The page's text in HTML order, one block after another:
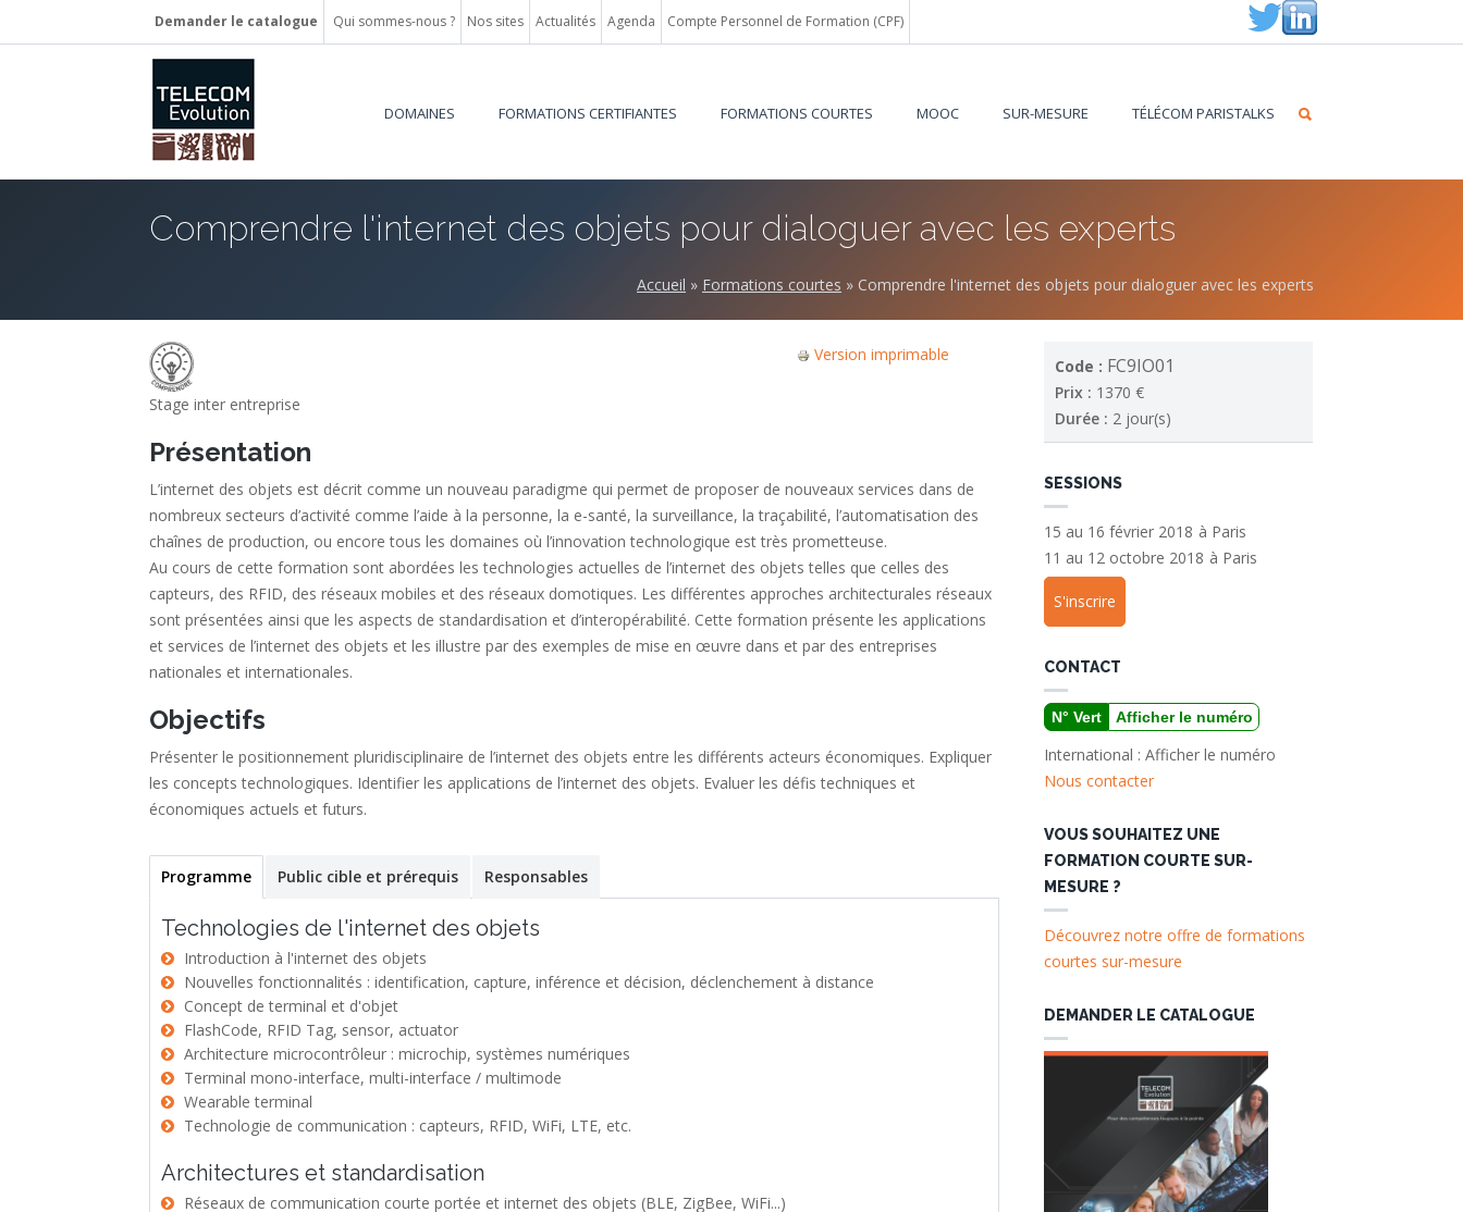
Demander le catalogue Qui sommes-nous ? Nos sites Actualités Agenda Compte Personnel de Formation (CPF)
DOMAINES FORMATIONS CERTIFIANTES FORMATIONS COURTES MOOC SUR-MESURE TÉLÉCOM PARISTALKS
Comprendre l'internet des objets pour dialoguer avec les experts
Accueil » Formations courtes » Comprendre l'internet des objets pour dialoguer avec les experts
Version imprimable
Stage inter entreprise
Présentation
L’internet des objets est décrit comme un nouveau paradigme qui permet de proposer de nouveaux services dans de
nombreux secteurs d’activité comme l’aide à la personne, la e-santé, la surveillance, la traçabilité, l’automatisation des
chaînes de production, ou encore tous les domaines où l’innovation technologique est très prometteuse.
Au cours de cette formation sont abordées les technologies actuelles de l’internet des objets telles que celles des
capteurs, des RFID, des réseaux mobiles et des réseaux domotiques. Les différentes approches architecturales réseaux
sont présentées ainsi que les aspects de standardisation et d’interopérabilité. Cette formation présente les applications
et services de l’internet des objets et les illustre par des exemples de mise en œuvre dans et par des entreprises
nationales et internationales.
Objectifs
Présenter le positionnement pluridisciplinaire de l’internet des objets entre les différents acteurs économiques. Expliquer
les concepts technologiques. Identifier les applications de l’internet des objets. Evaluer les défis techniques et
économiques actuels et futurs.
Stage
Programme (active
tab)
Public cible et prérequis Responsables
Technologies de l'internet des objets
Introduction à l'internet des objets
Nouvelles fonctionnalités : identification, capture, inférence et décision, déclenchement à distance
Concept de terminal et d'objet
FlashCode, RFID Tag, sensor, actuator
Architecture microcontrôleur : microchip, systèmes numériques
Terminal mono-interface, multi-interface / multimode
Wearable terminal
Technologie de communication : capteurs, RFID, WiFi, LTE, etc.
Architectures et standardisation
Réseaux de communication courte portée et internet des objets (BLE, ZigBee, WiFi...)
Code : FC9IO01
Prix : 1370 €
Durée : 2 jour(s)
SESSIONS
15 au 16 février 2018 à Paris
11 au 12 octobre 2018 à Paris
S'inscrire
CONTACT
N° Vert Afficher le numéro
International : Afficher le numéro
Nous contacter
VOUS SOUHAITEZ UNE
FORMATION COURTE SUR-
MESURE ?
Découvrez notre offre de formations
courtes sur-mesure
DEMANDER LE CATALOGUE